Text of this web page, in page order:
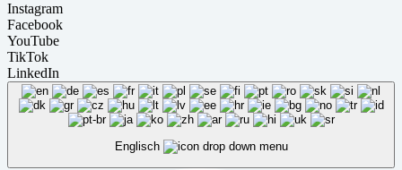
Instagram
Facebook
YouTube
TikTok
LinkedIn
Englisch